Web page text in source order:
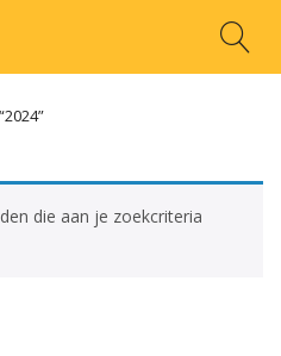
die aan je zoekcriteria